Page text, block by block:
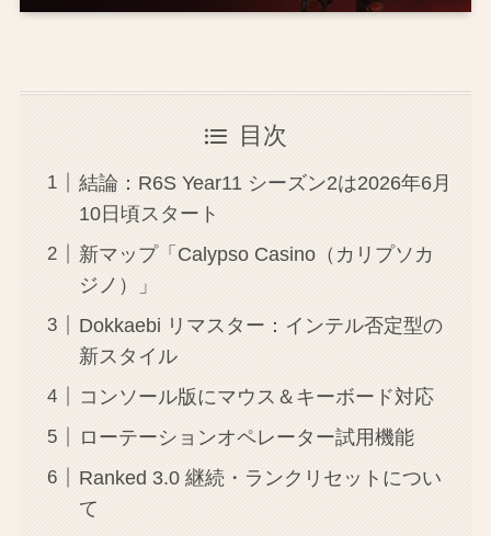
目次
結論：R6S Year11 シーズン2は2026年6月
10日頃スタート
新マップ「Calypso Casino（カリプソカ
ジノ）」
Dokkaebi リマスター：インテル否定型の
新スタイル
コンソール版にマウス＆キーボード対応
ローテーションオペレーター試用機能
Ranked 3.0 継続・ランクリセットについ
て